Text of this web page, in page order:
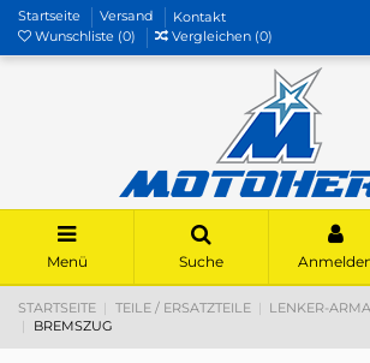
Startseite Versand
Kontakt
Wunschliste (0) Vergleichen (0)
Menü Suche
STARTSEITE TEILE / ERSATZTEILE
LENKER-
BREMSZUG